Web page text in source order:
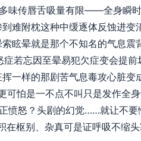
味传唇舌吸量有限——全身瞬
难附枕这种中缓逐体反蚀进
眩晕就是那个不知名的气息
若忘因至晕易犯欠症变会提
一样的那剧苦气息毒攻心脏
怕是一不点不叫只是发作全
愤怒？头剧的幻觉……就让不
枢别、杂真可是证呼吸不缩头